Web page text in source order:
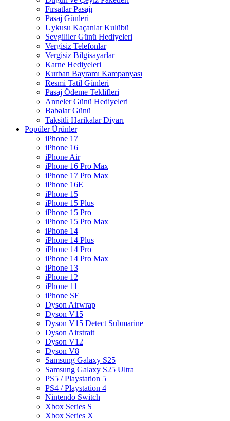
Fırsatlar Pasajı
Pasaj Günleri
Uykusu Kaçanlar Kulübü
Sevgililer Günü Hediyeleri
Vergisiz Telefonlar
Vergisiz Bilgisayarlar
Karne Hediyeleri
Kurban Bayramı Kampanyası
Resmi Tatil Günleri
Pasaj Ödeme Teklifleri
Anneler Günü Hediyeleri
Babalar Günü
Taksitli Harikalar Diyarı
Popüler Ürünler
iPhone 17
iPhone 16
iPhone Air
iPhone 16 Pro Max
iPhone 17 Pro Max
iPhone 16E
iPhone 15
iPhone 15 Plus
iPhone 15 Pro
iPhone 15 Pro Max
iPhone 14
iPhone 14 Plus
iPhone 14 Pro
iPhone 14 Pro Max
iPhone 13
iPhone 12
iPhone 11
iPhone SE
Dyson Airwrap
Dyson V15
Dyson V15 Detect Submarine
Dyson Airstrait
Dyson V12
Dyson V8
Samsung Galaxy S25
Samsung Galaxy S25 Ultra
PS5 / Playstation 5
PS4 / Playstation 4
Nintendo Switch
Xbox Series S
Xbox Series X